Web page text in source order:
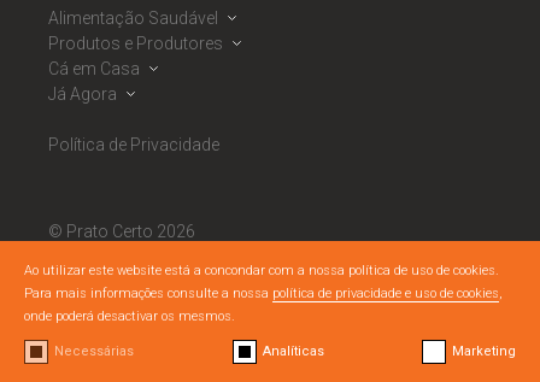
Ao utilizar este website está a concondar com a nossa política de uso de cookies.
Para mais informações consulte a nossa política de privacidade e uso de cookies,
onde poderá desactivar os mesmos.
Necessárias Analíticas Marketing
Alimentação Saudável
Dieta Mediterrânica
Roda da Alimentação Mediterrânica
Observatório de Segurança Alimentar
RNAES
Produtos e Produtores
Banco de Produtores
Calendário Sazonal
Cabazes Alimentares
Cá em Casa
Receitas
Listagem de Dicas
Já Agora
Eventos
Política de Privacidade
© Prato Certo 2026
Bybluesoft.pt/Nuts Branding